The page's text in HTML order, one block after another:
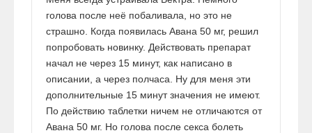
голова после неё побаливала, но это не
страшно. Когда появилась Авана 50 мг, решил
попробовать новинку. Действовать препарат
начал не через 15 минут, как написано в
описании, а через полчаса. Ну для меня эти
дополнительные 15 минут значения не имеют.
По действию таблетки ничем не отличаются от
Авана 50 мг. Но голова после секса болеть